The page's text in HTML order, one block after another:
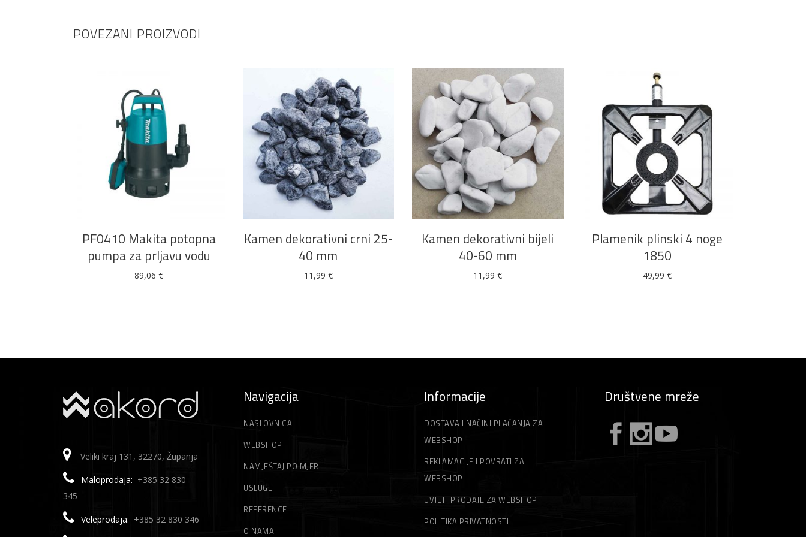
POVEZANI PROIZVODI
DODAJ U KOŠARICU
PF0410 Makita potopna
pumpa za prljavu vodu
89,06€
DODAJ U KOŠARICU
Kamen dekorativni crni 25-
40 mm
11,99 €
DODAJ U KOŠARICU
Kamen dekorativni bijeli
40-60 mm
11,99€
DODAJ U KOŠARICU
Plamenik plinski 4 noge
1850
49,99 €
Veliki kraj 131, 32270, Županja
Maloprodaja: +385 32 830
345
Veleprodaja: +385 32 830 346
Navigacija
NASLOVNICA
WEBSHOP
NAMJEŠTAJ PO MJERI
USLUGE
REFERENCE
O NAMA
Informacije
DOSTAVA I NAČINI PLAĆANJA ZA
WEBSHOP
REKLAMACIJE I POVRATI ZA
WEBSHOP
UVJETI PRODAJE ZA WEBSHOP
POLITIKA PRIVATNOSTI
Društvene mreže